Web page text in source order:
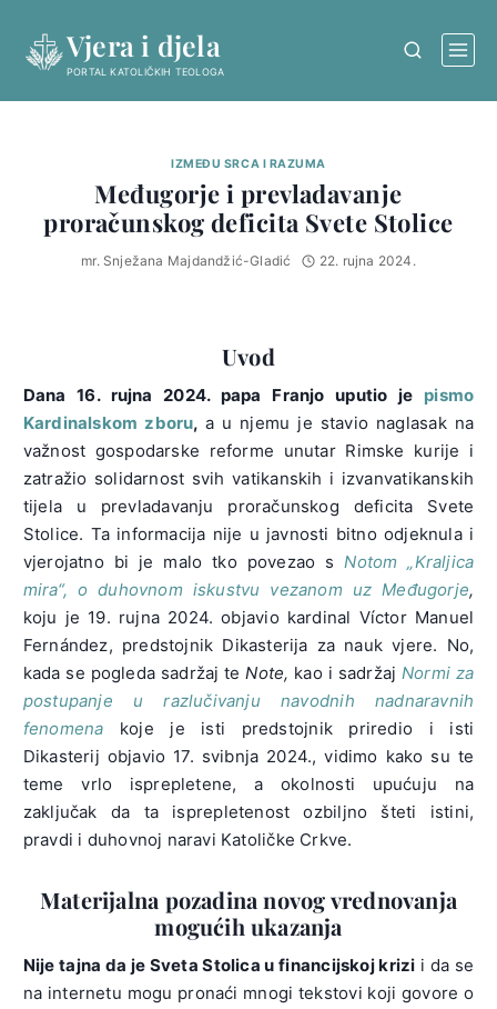
content
Vjera i djela
PORTAL KATOLIČKIH TEOLOGA
IZMEĐU SRCA I RAZUMA
Međugorje i prevladavanje
proračunskog deficita Svete Stolice
mr. Snježana Majdandžić-Gladić 22. rujna 2024.
Uvod
Dana 16. rujna 2024. papa Franjo uputio je pismo
Kardinalskom zboru, a u njemu je stavio naglasak na
važnost gospodarske reforme unutar Rimske kurije i
zatražio solidarnost svih vatikanskih i izvanvatikanskih
tijela u prevladavanju proračunskog deficita Svete
Stolice. Ta informacija nije u javnosti bitno odjeknula i
vjerojatno bi je malo tko povezao sNotom „Kraljica
mira“, o duhovnom iskustvu vezanom uz Međugorje,
koju je 19. rujna 2024. objavio kardinal Víctor Manuel
Fernández, predstojnik Dikasterija za nauk vjere. No,
kada se pogleda sadržaj teNote, kao i sadržaj Normi za
postupanje u razlučivanju navodnih nadnaravnih
fenomena
koje je isti predstojnik priredio i isti
Dikasterij objavio 17. svibnja 2024., vidimo kako su te
teme vrlo isprepletene, a okolnosti upućuju na
zaključak da ta isprepletenost ozbiljno šteti istini,
pravdi i duhovnoj naravi Katoličke Crkve.
Materijalna pozadina novog vrednovanja
mogućih ukazanja
Nije tajna da je Sveta Stolica u financijskoj krizi i da se
na internetu mogu pronaći mnogi tekstovi koji govore o